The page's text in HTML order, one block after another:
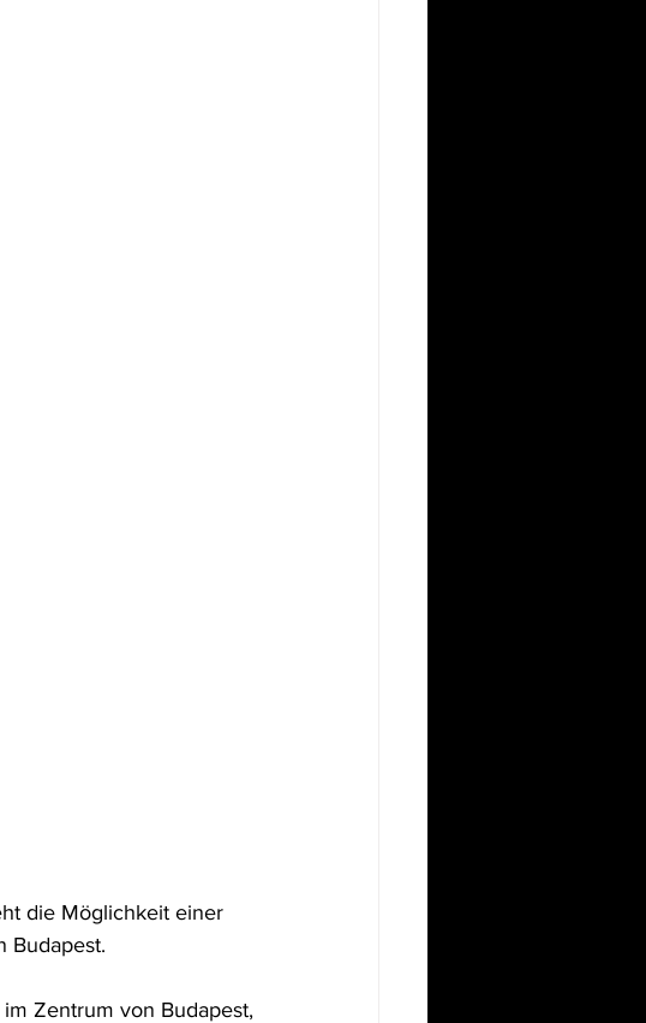
die Möglichkeit einer
Budapest.
Zentrum von Budapest,